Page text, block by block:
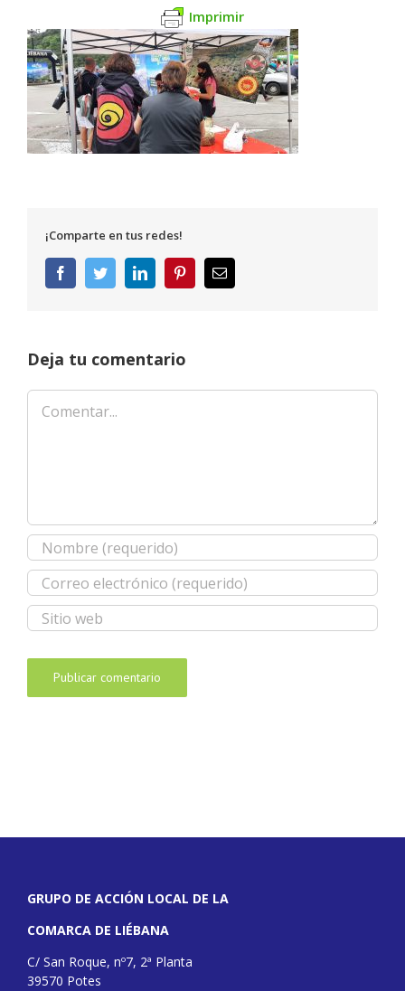
Imprimir
¡Comparte en tus redes!
FacebookTwitterLinkedInPinterestCorreo
electrónico
Deja tu comentario
Comentar
GRUPO DE ACCIÓN LOCAL DE LA
COMARCA DE LIÉBANA
C/ San Roque, nº7, 2ª Planta
39570 Potes